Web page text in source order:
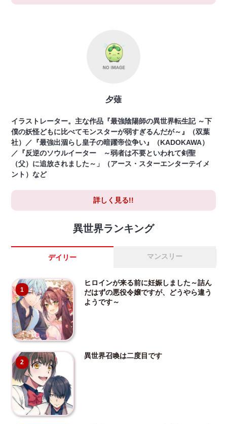
夕薙
イラストレーター。主な作品『最強陰陽師の異世界転生記 ～下
僕の妖怪どもに比べてモンスターが弱すぎるんだが～』（双葉
社）／『最強出涸らし皇子の暗躍帝位争い』（KADOKAWA）
／『反逆のソウルイーター ～弱者は不要といわれて剣聖
（父）に追放されました～」（アース・スターエンターテイメ
ント）など
詳しく見る!!
異世界ランキング
デイリー マンスリー
1
ヒロインが来る前に妊娠しました～詰ん
だはずの悪役令嬢ですが、どうやら違う
ようです～
2
異世界召喚は二度目です